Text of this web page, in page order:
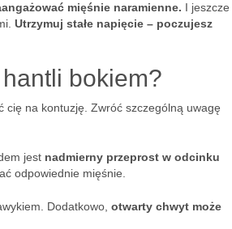
mięśnie naramienne. I jeszcze
Utrzymuj stałe napięcie – poczujesz
bokiem?
cię na kontuzję. Zwróć szczególną uwagę
jest nadmierny przeprost w odcinku
odpowiednie mięśnie.
Dodatkowo, otwarty chwyt może